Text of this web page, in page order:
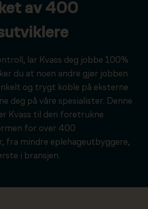
av 400
lar Kvass deg jobbe 100%
du at noen andre gjør jobben
og trygt koble på eksterne
deg på våre spesialister. Denne
Kvass til den foretrukne
for over 400
fra mindre eplehageutbyggere,
i bransjen.